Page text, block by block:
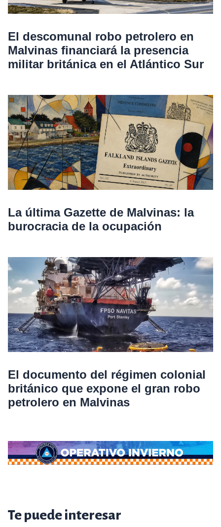
El descomunal robo petrolero en
Malvinas financiará la presencia
militar británica en el Atlántico Sur
La última Gazette de Malvinas: la
burocracia de la ocupación
El documento del régimen colonial
británico que expone el gran robo
petrolero en Malvinas
Te puede interesar